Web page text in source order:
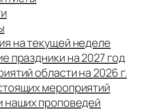
на текущей неделе
праздники на 2027 год
области на 2026 г.
мероприятий
наших проповедей